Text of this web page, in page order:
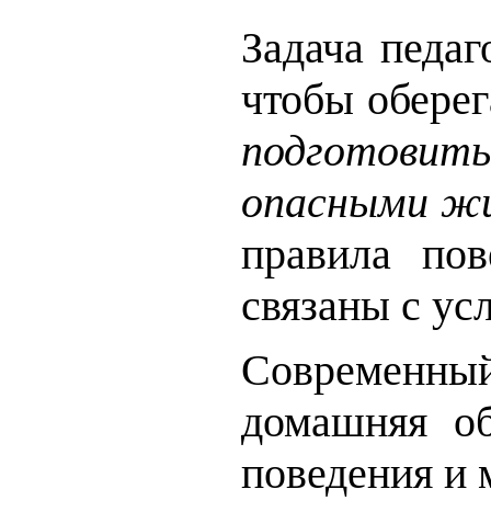
Задача
чтобы
опасными
правила
связаны с
домашняя
поведения и